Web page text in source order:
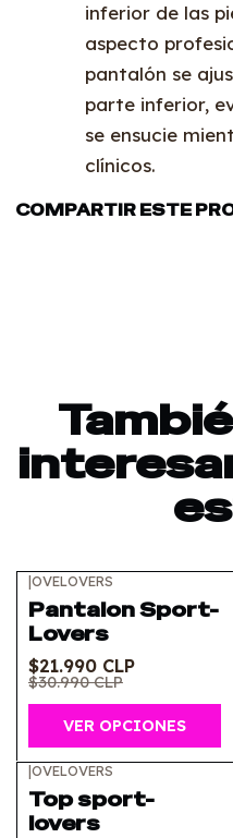
inferior de las
aspecto
pantalón se
parte inferior,
se ensucie
clínicos.
COMPARTIR ESTE
|OVELOVERS
Pantalon Sport-
Lovers
$21.990 CLP
$30.990 CLP
VER OPCIONES
|OVELOVERS
Top sport-
lovers